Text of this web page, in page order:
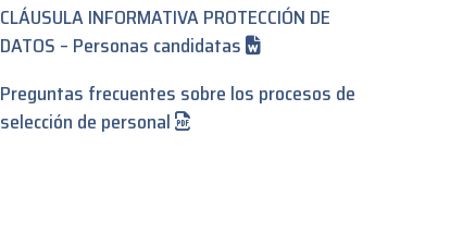
CLÁUSULA INFORMATIVA PROTECCIÓN DE
DATOS – Personas candidatas
Preguntas frecuentes sobre los procesos de
selección de personal